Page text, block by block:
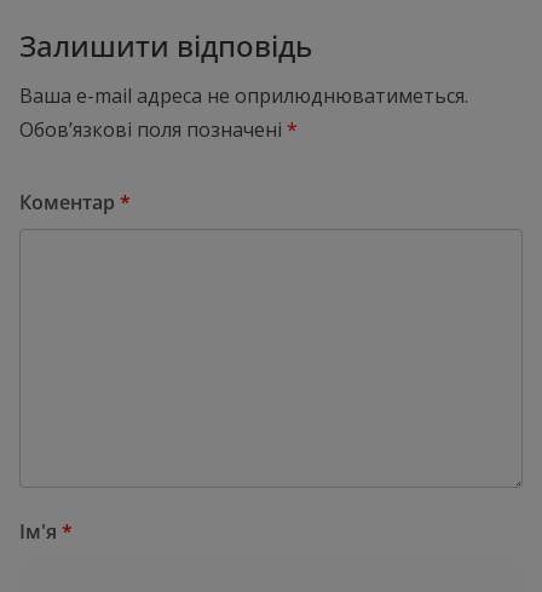
Залишити відповідь
Ваша e-mail адреса не оприлюднюватиметься.
Обов’язкові поля позначені *
Коментар *
Ім'я *